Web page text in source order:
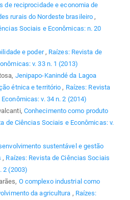
de reciprocidade e economia de
rurais do Nordeste brasileiro ,
Sociais e Econômicas: n. 20
e poder , Raízes: Revista de
v. 33 n. 1 (2013)
Jenipapo-Kanindé da Lagoa
étnica e território , Raízes: Revista
v. 34 n. 2 (2014)
Conhecimento como produto
de Ciências Sociais e Econômicas: v.
sustentável e gestão
, Raízes: Revista de Ciências Sociais
2 (2003)
O complexo industrial como
da agricultura , Raízes: